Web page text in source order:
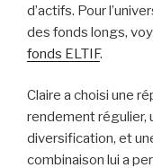
d’actifs. Pour
des fonds longs,
fonds ELTIF.
Claire a choisi une
rendement régulier,
diversification, et
combinaison lui a